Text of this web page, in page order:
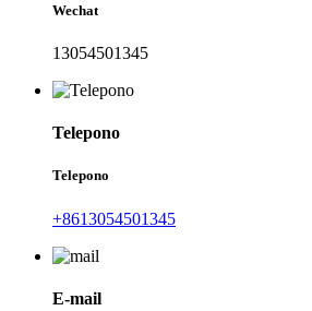
Wechat
13054501345
Telepono
Telepono
+8613054501345
E-mail